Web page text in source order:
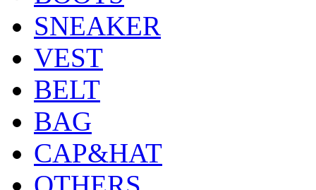
SNEAKER
VEST
BELT
BAG
CAP&HAT